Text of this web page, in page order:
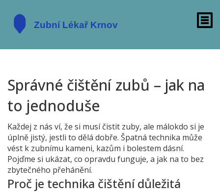
Správné čištění zubů – jak na
to jednoduše
Každej z nás ví, že si musí čistit zuby, ale málokdo si je
úplně jistý, jestli to dělá dobře. Špatná technika může
vést k zubnímu kameni, kazům i bolestem dásní.
Pojďme si ukázat, co opravdu funguje, a jak na to bez
zbytečného přehánění.
Proč je technika čištění důležitá